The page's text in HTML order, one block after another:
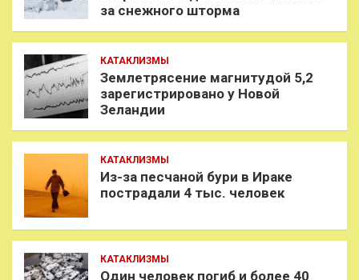
за снежного шторма
КАТАКЛИЗМЫ
Землетрясение магнитудой 5,2
зарегистрировано у Новой
Зеландии
КАТАКЛИЗМЫ
Из-за песчаной бури в Ираке
пострадали 4 тыс. человек
КАТАКЛИЗМЫ
Один человек погиб и более 40